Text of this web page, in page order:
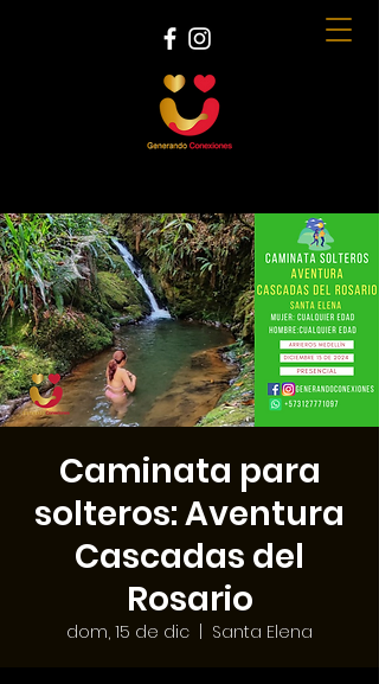
Caminata para
solteros: Aventura
Cascadas del
Rosario
dom, 15 de dic Santa Elena